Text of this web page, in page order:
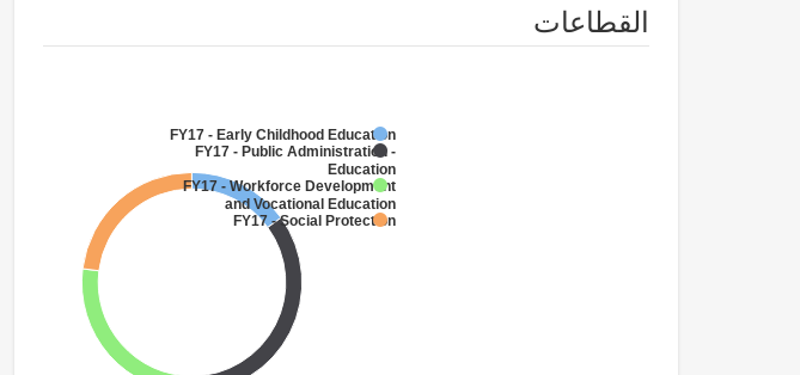
القطاعات
FY17 - Early Childhood Education
FY17 - Public Administration -
Education
FY17 - Workforce Development
and Vocational Education
FY17 - Social Protection